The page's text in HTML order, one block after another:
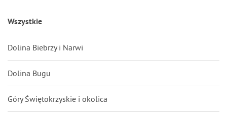
Wszystkie
Dolina Biebrzy i Narwi
Dolina Bugu
Góry Świętokrzyskie i okolica